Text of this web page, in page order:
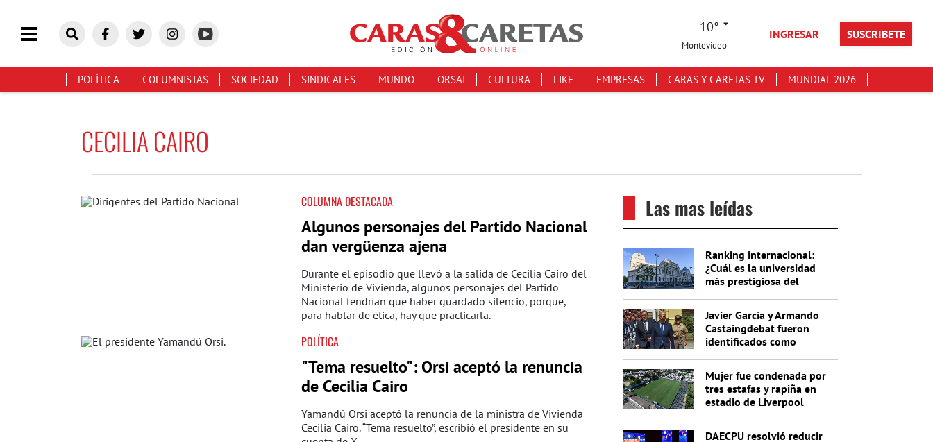
10°
Montevideo
INGRESAR SUSCRIBETE
POLÍTICA COLUMNISTAS SOCIEDAD SINDICALES MUNDO ORSAI CULTURA LIKE EMPRESAS CARAS Y CARETAS TV MUNDIAL 2026
CECILIA CAIRO
COLUMNA DESTACADA
Algunos personajes del Partido Nacional
dan vergüenza ajena
Durante el episodio que llevó a la salida de Cecilia Cairo del
Ministerio de Vivienda, algunos personajes del Partido
Nacional tendrían que haber guardado silencio, porque,
para hablar de ética, hay que practicarla.
POLÍTICA
"Tema resuelto": Orsi aceptó la renuncia
de Cecilia Cairo
Yamandú Orsi aceptó la renuncia de la ministra de Vivienda
Cecilia Cairo. “Tema resuelto”, escribió el presidente en su
Las mas leídas
Ranking internacional:
¿Cuál es la universidad
más prestigiosa del
Javier García y Armando
Castaingdebat fueron
identificados como
Mujer fue condenada por
tres estafas y rapiña en
estadio de Liverpool
DAECPU resolvió reducir